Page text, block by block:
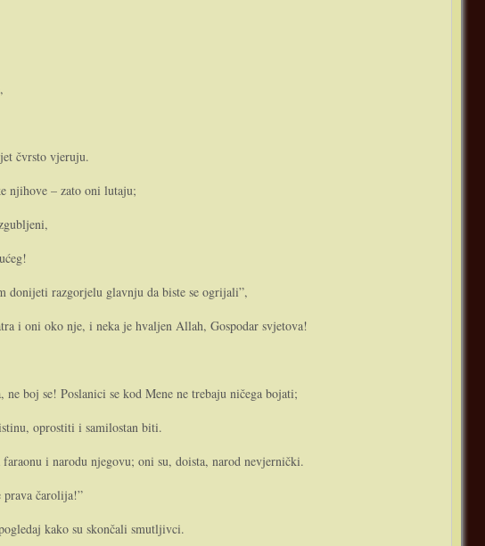
čvrsto vjeruju.
njihove – zato o­ni lutaju;
donijeti razgorjelu glavnju da biste se ogrijali”,
i o­ni oko nje, i neka je hvaljen Allah, Gospodar svjetova!
boj se! Poslanici se kod Mene ne trebaju ničega bojati;
oprostiti i samilostan biti.
i narodu njegovu; o­ni su, doista, narod nevjernički.
prava čarolija!”
kako su skončali smutljivci.